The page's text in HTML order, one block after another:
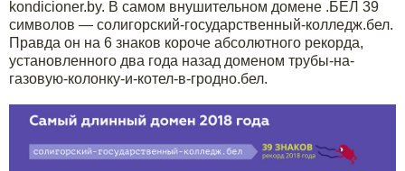
kondicioner.by. В самом внушительном домене .БЕЛ 39
символов — солигорский-государственный-колледж.бел.
Правда он на 6 знаков короче абсолютного рекорда,
установленного два года назад доменом трубы-на-
газовую-колонку-и-котел-в-гродно.бел.